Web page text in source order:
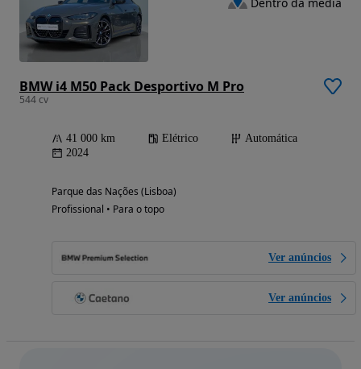
BMW i4 M50 Pack Desportivo M Pro
544 cv
41 000 km Elétrico
Automática
2024
Parque das Nações (Lisboa)
Profissional • Para o topo
Ver anúncios
Ver anúncios